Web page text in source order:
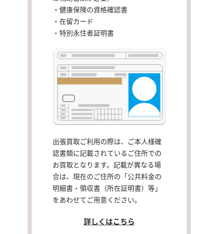
・健康保険の資格確認書
・在留カード
・特別永住者証明書
出張買取ご利用の際は、ご本人様確
認書類に記載されているご住所での
お買取となります。記載が異なる場
合は、現在のご住所の「公共料金の
明細書・領収書（所在証明書）等」
をあわせてご用意ください。
詳しくはこちら